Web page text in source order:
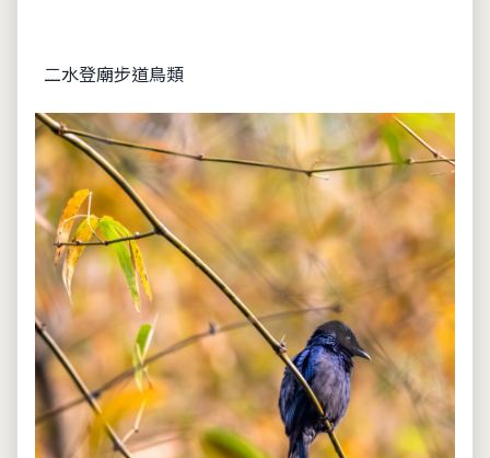
二水登廟步道鳥類